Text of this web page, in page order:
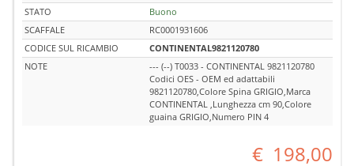
STATO
Buono
SCAFFALE
RC0001931606
CODICE SUL RICAMBIO
CONTINENTAL9821120780
NOTE
--- (--) T0033 - CONTINENTAL 9821120780
Codici OES - OEM ed adattabili
9821120780,Colore Spina GRIGIO,Marca
CONTINENTAL ,Lunghezza cm 90,Colore
guaina GRIGIO,Numero PIN 4
€ 198,00